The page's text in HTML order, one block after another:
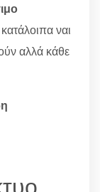
ναι
αλλά κάθε